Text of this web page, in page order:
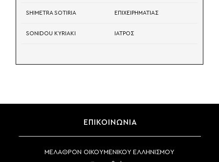
SHIMETRA SOTIRIA ΕΠΙΧΕΙΡΗΜΑΤΙΑΣ
SONIDOU KYRIAKI ΙΑΤΡΟΣ
ΕΠΙΚΟΙΝΩΝΙΑ
ΜΕΛΑΘΡΟΝ ΟΙΚΟΥΜΕΝΙΚΟΥ ΕΛΛΗΝΙΣΜΟΥ